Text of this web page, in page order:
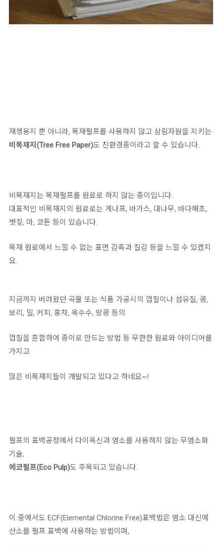
재생용지 뿐 아니라, 목재펄프를 사용하지 않고 삼림자원을 지키는
비목재지(Tree Free Paper)도 친환경종이라고 할 수 있습니다.
비목재지는 목재펄프를 원료로 하지 않는 종이입니다.
대표적인 비목재지의 원료로는 게나프, 바가스, 대나무, 바다해초,
볏짚, 마, 코튼 등이 있습니다.
목재 원료에서 느낄 수 없는 표면 감촉과 질감 등을 느낄 수 있겠지
요.
지금까지 버려왔던 곡물 또는 식품 가공시의 껍질이나 섬유질, 콩,
보리, 밀, 커피, 홍차, 옥수수, 땅콩 등의
껍질을 혼합하여 종이로 만드는 방법 등 무한한 원료와 아이디어를
가지고
많은 비목재지들이 개발되고 있다고 하네요~!
펄프의 표백공정에서 다이옥신과 염소를 사용하지 않는 무염소화
기술,
에코펄프(Eco Pulp)도 주목되고 있습니다.
이 중에서도 ECF(Elemental Chlorine Free)표백법은 염소 대신에
산소를 펄프 표백에 사용하는 방법이며,